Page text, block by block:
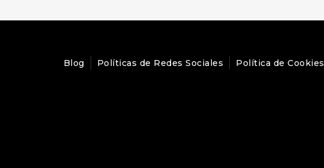
Blog Políticas de Redes Sociales Política de Cookies